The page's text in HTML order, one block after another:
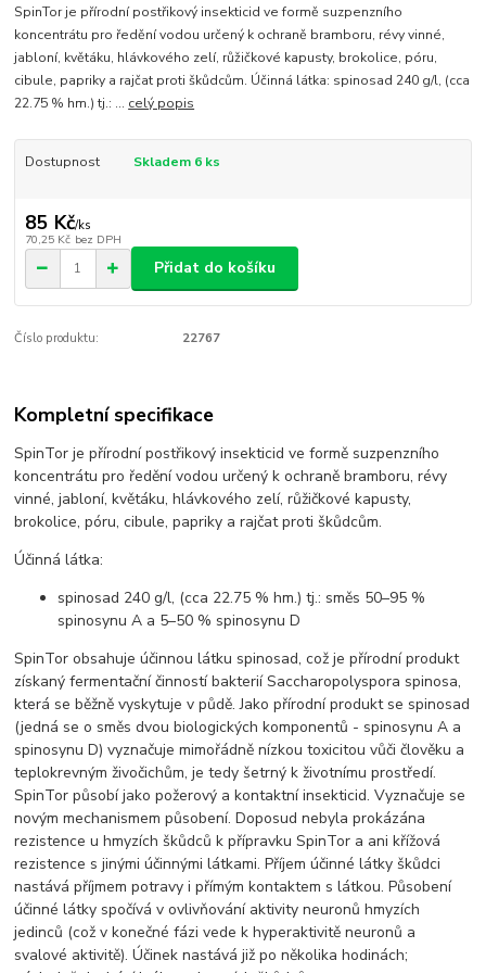
SpinTor je přírodní postřikový insekticid ve formě suzpenzního
koncentrátu pro ředění vodou určený k ochraně bramboru, révy vinné,
jabloní, květáku, hlávkového zelí, růžičkové kapusty, brokolice, póru,
cibule, papriky a rajčat proti škůdcům. Účinná látka: spinosad 240 g/l, (cca
22.75 % hm.) tj.: ... celý popis
Dostupnost Skladem 6 ks
85 Kč/ks
70,25 Kč bez DPH
Přidat do košíku
Číslo produktu: 22767
Kompletní specifikace
SpinTor je přírodní postřikový insekticid ve formě suzpenzního
koncentrátu pro ředění vodou určený k ochraně bramboru, révy
vinné, jabloní, květáku, hlávkového zelí, růžičkové kapusty,
brokolice, póru, cibule, papriky a rajčat proti škůdcům.
Účinná látka:
spinosad 240 g/l, (cca 22.75 % hm.) tj.: směs 50–95 %
spinosynu A a 5–50 % spinosynu D
SpinTor obsahuje účinnou látku spinosad, což je přírodní produkt
získaný fermentační činností bakterií Saccharopolyspora spinosa,
která se běžně vyskytuje v půdě. Jako přírodní produkt se spinosad
(jedná se o směs dvou biologických komponentů - spinosynu A a
spinosynu D) vyznačuje mimořádně nízkou toxicitou vůči člověku a
teplokrevným živočichům, je tedy šetrný k životnímu prostředí.
SpinTor působí jako požerový a kontaktní insekticid. Vyznačuje se
novým mechanismem působení. Doposud nebyla prokázána
rezistence u hmyzích škůdců k přípravku SpinTor a ani křížová
rezistence s jinými účinnými látkami. Příjem účinné látky škůdci
nastává příjmem potravy i přímým kontaktem s látkou. Působení
účinné látky spočívá v ovlivňování aktivity neuronů hmyzích
jedinců (což v konečné fázi vede k hyperaktivitě neuronů a
svalové aktivitě). Účinek nastává již po několika hodinách;